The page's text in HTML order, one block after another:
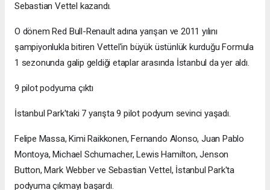
Sebastian Vettel kazandı.
O dönem Red Bull-Renault adına yarışan ve 2011 yılını
şampiyonlukla bitiren Vettel'in büyük üstünlük kurduğu Formula
1 sezonunda galip geldiği etaplar arasında İstanbul da yer aldı.
9 pilot podyuma çıktı
İstanbul Park'taki 7 yarışta 9 pilot podyum sevinci yaşadı.
Felipe Massa, Kimi Raikkonen, Fernando Alonso, Juan Pablo
Montoya, Michael Schumacher, Lewis Hamilton, Jenson
Button, Mark Webber ve Sebastian Vettel, İstanbul Park'ta
podyuma çıkmayı başardı.